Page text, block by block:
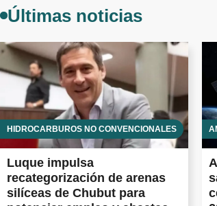
Últimas noticias
HIDROCARBUROS NO CONVENCIONALES
Luque impulsa
recategorización de arenas
silíceas de Chubut para